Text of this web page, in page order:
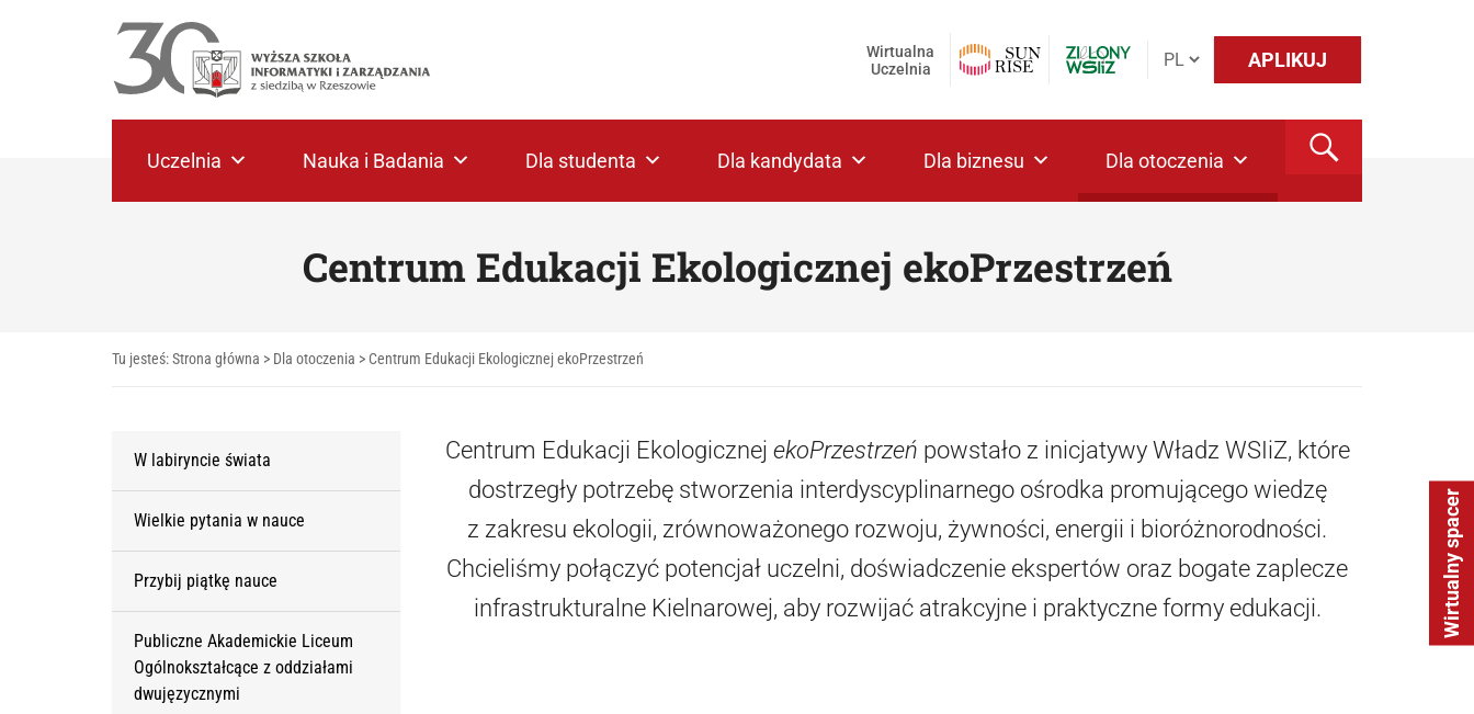
Wirtualny spacer
APLIKUJ
Wirtualna
Uczelnia
Uczelnia Nauka i Badania Dla studenta Dla kandydata Dla biznesu Dla otoczenia
Centrum Edukacji Ekologicznej ekoPrzestrzeń
Tu jesteś:Strona główna > Dla otoczenia > Centrum Edukacji Ekologicznej ekoPrzestrzeń
W labiryncie świata
Wielkie pytania w nauce
Przybij piątkę nauce
Publiczne Akademickie Liceum
Ogólnokształcące z oddziałami
dwujęzycznymi
Centrum Edukacji Ekologicznej ekoPrzestrzeń powstało z inicjatywy Władz WSIiZ, które
dostrzegły potrzebę stworzenia interdyscyplinarnego ośrodka promującego wiedzę
z zakresu ekologii, zrównoważonego rozwoju, żywności, energii i bioróżnorodności.
Chcieliśmy połączyć potencjał uczelni, doświadczenie ekspertów oraz bogate zaplecze
infrastrukturalne Kielnarowej, aby rozwijać atrakcyjne i praktyczne formy edukacji.